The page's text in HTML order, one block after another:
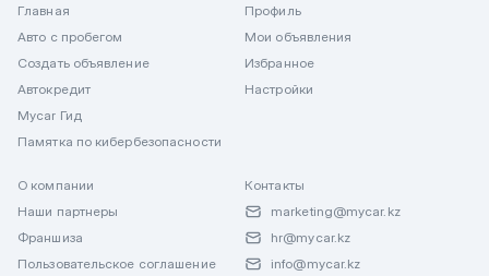
Главная
Авто с пробегом
Создать объявление
Автокредит
Mycar Гид
Памятка по кибербезопасности
Профиль
Мои объявления
Избранное
Настройки
О компании
Наши партнеры
Франшиза
Пользовательское соглашение
Контакты
marketing@mycar.kz
hr@mycar.kz
info@mycar.kz